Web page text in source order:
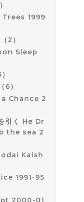
1999
2）
Sleep
）
Chance 2
引く He Dr
the sea 2
Kaish
1991-95
2000-01